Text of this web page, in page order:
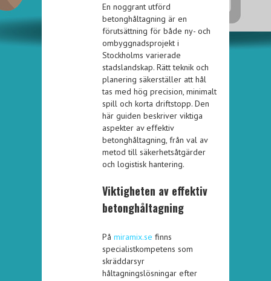
En noggrant utförd
betonghåltagning är en
förutsättning för både ny- och
ombyggnadsprojekt i
Stockholms varierade
stadslandskap. Rätt teknik och
planering säkerställer att hål
tas med hög precision, minimalt
spill och korta driftstopp. Den
här guiden beskriver viktiga
aspekter av effektiv
betonghåltagning, från val av
metod till säkerhetsåtgärder
och logistisk hantering.
Viktigheten av effektiv
betonghåltagning
På miramix.se finns
specialistkompetens som
skräddarsyr
håltagningslösningar efter